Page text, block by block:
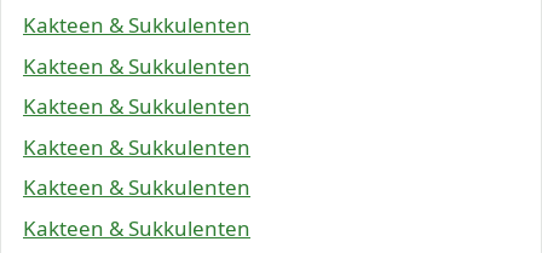
Kakteen & Sukkulenten
Kakteen & Sukkulenten
Kakteen & Sukkulenten
Kakteen & Sukkulenten
Kakteen & Sukkulenten
Kakteen & Sukkulenten